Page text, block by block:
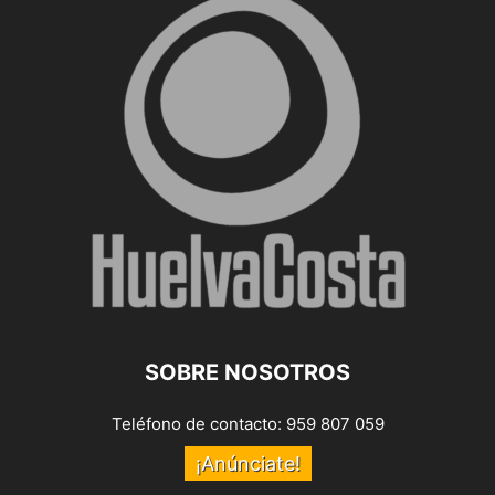
SOBRE NOSOTROS
Teléfono de contacto: 959 807 059
¡Anúnciate!